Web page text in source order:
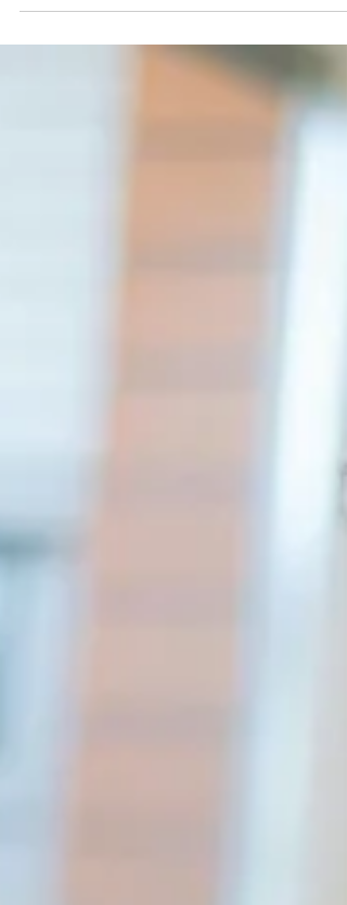
lección personal y las claves estratégicas
hacer preguntas y ganarte la confianza de
cualquier cliente desde tu primera cita